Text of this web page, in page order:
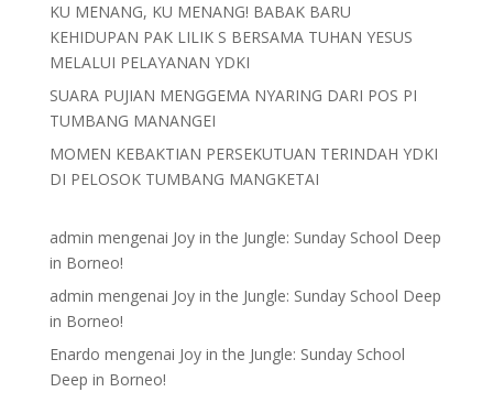
KU MENANG, KU MENANG! BABAK BARU
KEHIDUPAN PAK LILIK S BERSAMA TUHAN YESUS
MELALUI PELAYANAN YDKI
SUARA PUJIAN MENGGEMA NYARING DARI POS PI
TUMBANG MANANGEI
MOMEN KEBAKTIAN PERSEKUTUAN TERINDAH YDKI
DI PELOSOK TUMBANG MANGKETAI
admin mengenai Joy in the Jungle: Sunday School Deep
in Borneo!
admin mengenai Joy in the Jungle: Sunday School Deep
in Borneo!
Enardo mengenai Joy in the Jungle: Sunday School
Deep in Borneo!